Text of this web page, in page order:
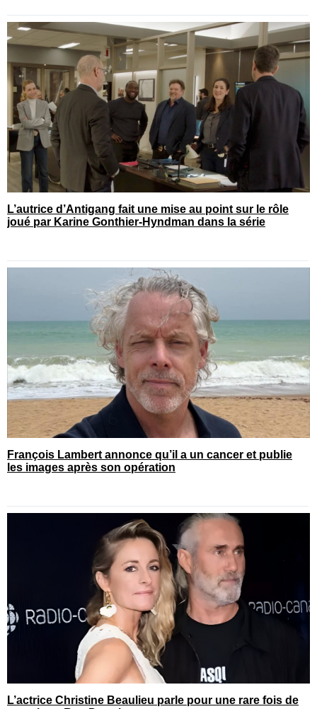
L’autrice d’Antigang fait une mise au point sur le rôle
joué par Karine Gonthier-Hyndman dans la série
François Lambert annonce qu’il a un cancer et publie
les images après son opération
L’actrice Christine Beaulieu parle pour une rare fois de